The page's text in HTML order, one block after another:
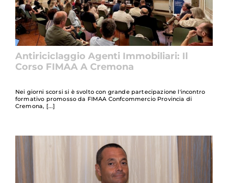
Antiriciclaggio Agenti Immobiliari: Il
Corso FIMAA A Cremona
Nei giorni scorsi si è svolto con grande partecipazione l'incontro
formativo promosso da FIMAA Confcommercio Provincia di
Cremona,